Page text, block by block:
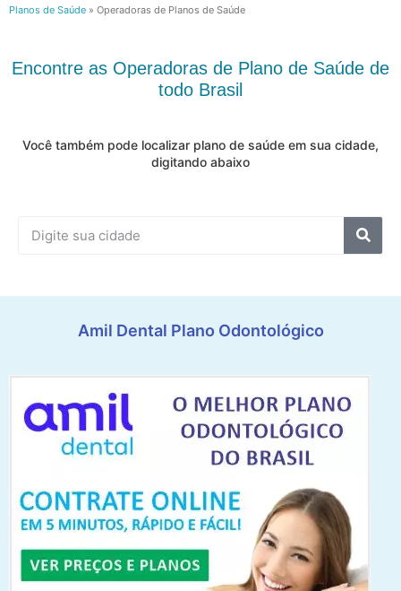
Planos de Saúde » Operadoras de Planos de Saúde
Encontre as Operadoras de Plano de Saúde de
todo Brasil
Você também pode localizar plano de saúde em sua cidade,
digitando abaixo
Amil Dental Plano Odontológico